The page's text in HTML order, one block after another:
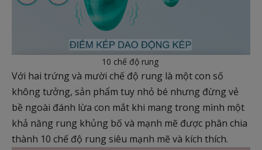
10 chế độ rung
Với hai trứng và mười chế độ rung là một con số
không tưởng, sản phẩm tuy nhỏ bé nhưng đừng vẻ
bề ngoài đánh lừa con mắt khi mang trong mình một
khả năng rung khủng bố và mạnh mẽ được phân chia
thành 10 chế độ rung siêu mạnh mẽ và kích thích.